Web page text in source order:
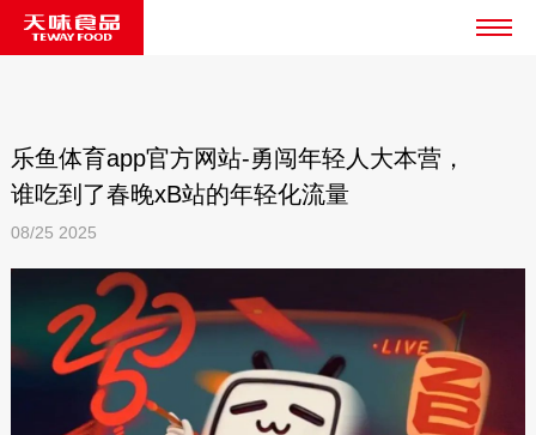
乐鱼体育app官方网站-勇闯年轻人大本营，
谁吃到了春晚xB站的年轻化流量
08/25 2025